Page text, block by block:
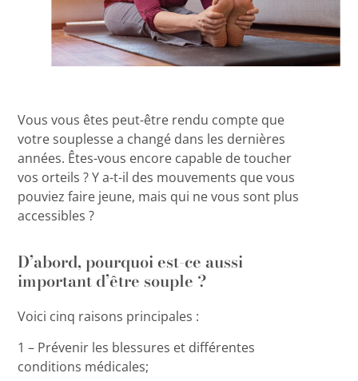
Vous vous êtes peut-être rendu compte que
votre souplesse a changé dans les dernières
années. Êtes-vous encore capable de toucher
vos orteils ? Y a-t-il des mouvements que vous
pouviez faire jeune, mais qui ne vous sont plus
accessibles ?
D’abord, pourquoi est-ce aussi
important d’être souple ?
Voici cinq raisons principales :
1 – Prévenir les blessures et différentes
conditions médicales;